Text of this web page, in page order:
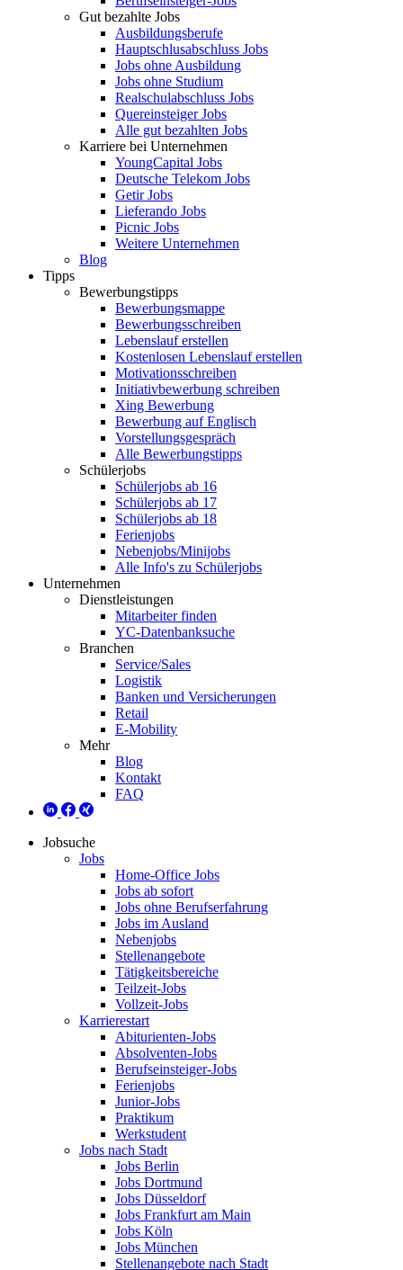
Gut bezahlte Jobs
Ausbildungsberufe
Hauptschlusabschluss Jobs
Jobs ohne Ausbildung
Jobs ohne Studium
Realschulabschluss Jobs
Quereinsteiger Jobs
Alle gut bezahlten Jobs
Karriere bei Unternehmen
YoungCapital Jobs
Deutsche Telekom Jobs
Getir Jobs
Lieferando Jobs
Picnic Jobs
Weitere Unternehmen
Blog
Tipps
Bewerbungstipps
Bewerbungsmappe
Bewerbungsschreiben
Lebenslauf erstellen
Kostenlosen Lebenslauf erstellen
Motivationsschreiben
Initiativbewerbung schreiben
Xing Bewerbung
Bewerbung auf Englisch
Vorstellungsgespräch
Alle Bewerbungstipps
Schülerjobs
Schülerjobs ab 16
Schülerjobs ab 17
Schülerjobs ab 18
Ferienjobs
Nebenjobs/Minijobs
Alle Info's zu Schülerjobs
Unternehmen
Dienstleistungen
Mitarbeiter finden
YC-Datenbanksuche
Branchen
Service/Sales
Logistik
Banken und Versicherungen
Retail
E-Mobility
Mehr
Blog
Kontakt
FAQ
Jobsuche
Jobs
Home-Office Jobs
Jobs ab sofort
Jobs ohne Berufserfahrung
Jobs im Ausland
Nebenjobs
Stellenangebote
Tätigkeitsbereiche
Teilzeit-Jobs
Vollzeit-Jobs
Karrierestart
Abiturienten-Jobs
Absolventen-Jobs
Berufseinsteiger-Jobs
Ferienjobs
Junior-Jobs
Praktikum
Werkstudent
Jobs nach Stadt
Jobs Berlin
Jobs Dortmund
Jobs Düsseldorf
Jobs Frankfurt am Main
Jobs Köln
Jobs München
Stellenangebote nach Stadt